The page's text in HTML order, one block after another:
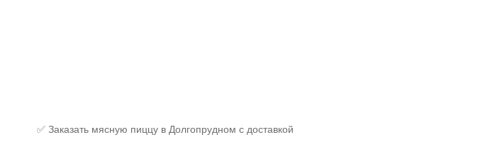
✅ Заказать мясную пиццу в Долгопрудном с доставкой